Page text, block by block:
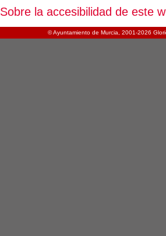
Sobre la accesibilidad de este
© Ayuntamiento de Murcia, 2001-2026